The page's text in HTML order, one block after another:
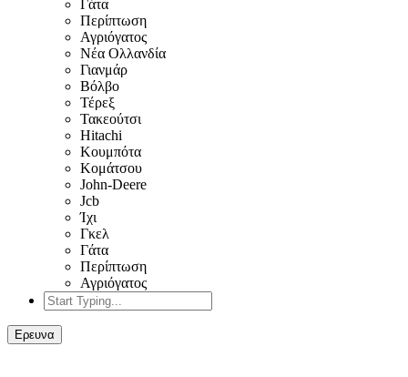
Γάτα
Περίπτωση
Αγριόγατος
Νέα Ολλανδία
Γιανμάρ
Βόλβο
Τέρεξ
Τακεούτσι
Hitachi
Κουμπότα
Κομάτσου
John-Deere
Jcb
Ίχι
Γκελ
Γάτα
Περίπτωση
Αγριόγατος
Ερευνα